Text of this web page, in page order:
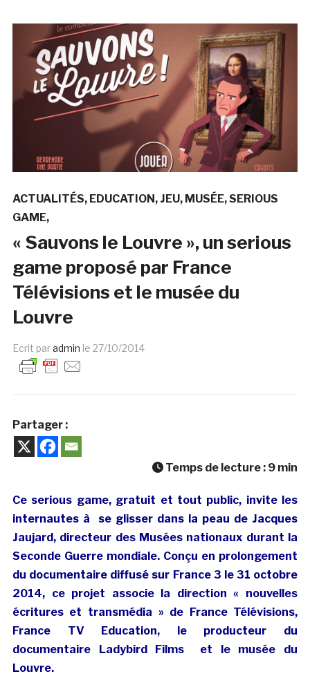
ACTUALITÉS EDUCATION JEU MUSÉE SERIOUS
GAME
« Sauvons le Louvre », un serious
game proposé par France
Télévisions et le musée du
Louvre
Ecrit paradmin le 27/10/2014
Partager :
Temps de lecture : 9 min
Ce serious game, gratuit et tout public, invite les
internautes à se glisser dans la peau de Jacques
Jaujard, directeur des Musées nationaux durant la
Seconde Guerre mondiale. Conçu en prolongement
du documentaire diffusé sur France 3 le 31 octobre
2014, ce projet associe la direction « nouvelles
écritures et transmédia » de France Télévisions,
France TV Education, le producteur du
documentaire Ladybird Films et le musée du
Louvre.